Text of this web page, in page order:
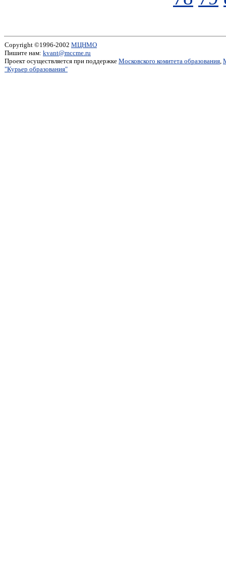
Copyright ©1996-2002 МЦНМО
Пишите нам: kvant@mccme.ru
Проект осуществляется при поддержке Московского комитета образования,
"Курьер образования"